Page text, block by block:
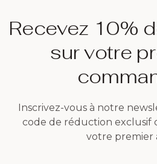
Recevez 10%
sur votre
Inscrivez-vous à notre
code de réduction exclusif
votre premier